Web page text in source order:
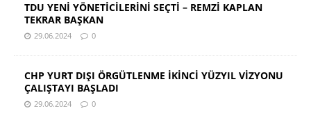
TDU YENİ YÖNETİCİLERİNİ SEÇTİ – REMZİ KAPLAN
TEKRAR BAŞKAN
29.06.2024 0
CHP YURT DIŞI ÖRGÜTLENME İKİNCİ YÜZYIL VİZYONU
ÇALIŞTAYI BAŞLADI
29.06.2024 0